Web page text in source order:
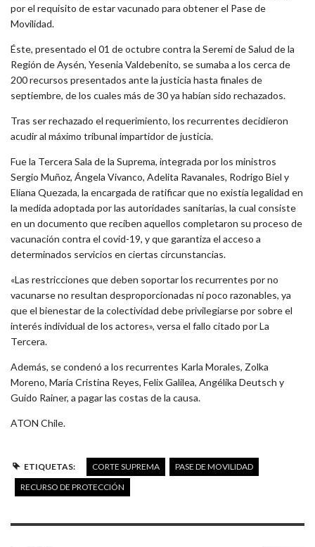
por el requisito de estar vacunado para obtener el Pase de
Movilidad.
Éste, presentado el 01 de octubre contra la Seremi de Salud de la
Región de Aysén, Yesenia Valdebenito, se sumaba a los cerca de
200 recursos presentados ante la justicia hasta finales de
septiembre, de los cuales más de 30 ya habían sido rechazados.
Tras ser rechazado el requerimiento, los recurrentes decidieron
acudir al máximo tribunal impartidor de justicia.
Fue la Tercera Sala de la Suprema, integrada por los ministros
Sergio Muñoz, Ángela Vivanco, Adelita Ravanales, Rodrigo Biel y
Eliana Quezada, la encargada de ratificar que no existía legalidad en
la medida adoptada por las autoridades sanitarias, la cual consiste
en un documento que reciben aquellos completaron su proceso de
vacunación contra el covid-19, y que garantiza el acceso a
determinados servicios en ciertas circunstancias.
«Las restricciones que deben soportar los recurrentes por no
vacunarse no resultan desproporcionadas ni poco razonables, ya
que el bienestar de la colectividad debe privilegiarse por sobre el
interés individual de los actores», versa el fallo citado por La
Tercera.
Además, se condenó a los recurrentes Karla Morales, Zolka
Moreno, María Cristina Reyes, Felix Galilea, Angélika Deutsch y
Guido Rainer, a pagar las costas de la causa.
ATON Chile.
ETIQUETAS: CORTE SUPREMA
PASE DE MOVILIDAD
RECURSO DE PROTECCIÓN